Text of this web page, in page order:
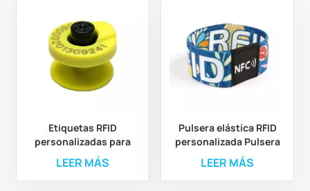
Etiquetas RFID
personalizadas para
orejas de animales para
la gestión ganadera y
agrícola
LEER MÁS
Pulsera elástica RFID
personalizada Pulsera
elástica de poliéster
RFID personalizada
LEER MÁS